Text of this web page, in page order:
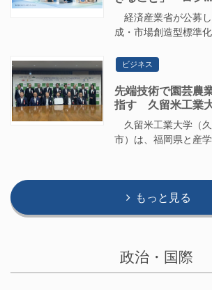
経済産業省が公募
成・市場創造型標準
ビジネス
先端技術で園芸農
指す 久留米工業
久留米工業大学（
市）は、福岡県と産
もっと見る
政治・国際